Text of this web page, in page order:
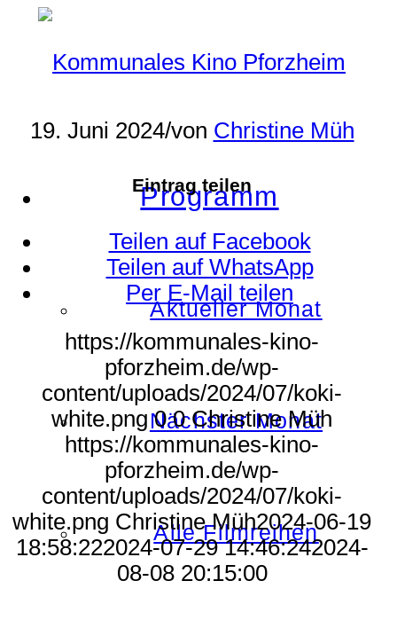
Programm
Aktueller Monat
Nächster Monat
Alle Filmreihen
19. Juni 2024/von Christine Müh
Eintrag teilen
Teilen auf Facebook
Teilen auf WhatsApp
Per E-Mail teilen
https://kommunales-kino-
pforzheim.de/wp-
content/uploads/2024/07/koki-
white.png 0 0 Christine Müh
https://kommunales-kino-
pforzheim.de/wp-
content/uploads/2024/07/koki-
white.png Christine Müh2024-06-19
18:58:222024-07-29 14:46:242024-
08-08 20:15:00